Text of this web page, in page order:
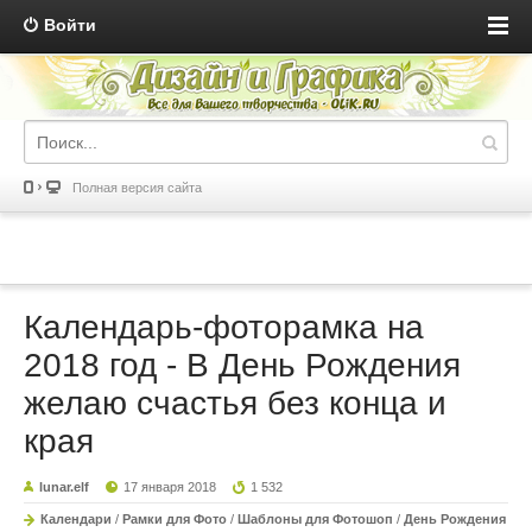
Войти
Полная версия сайта
Календарь-фоторамка на
2018 год - В День Рождения
желаю счастья без конца и
края
lunar.elf 17 января 2018 1 532
Календари / Рамки для Фото / Шаблоны для Фотошоп / День Рождения